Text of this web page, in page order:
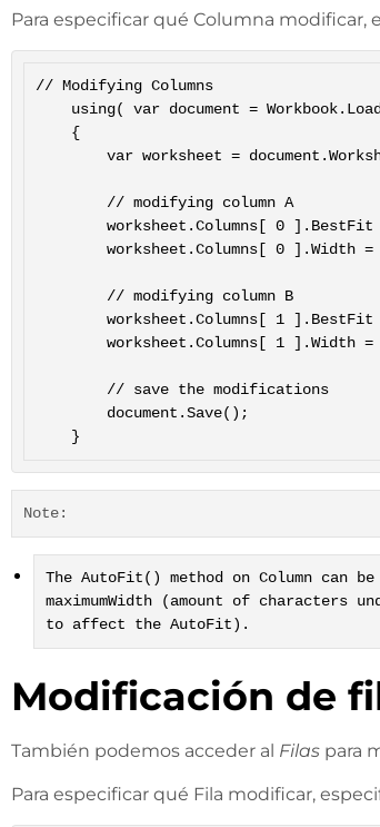
Para especificar qué Columna modificar,
// Modifying Columns
Note:
The AutoFit() method on Column can
maximumWidth (amount of
to affect the AutoFit).
Modificación de
También podemos acceder al Filas para
Para especificar qué Fila modificar,